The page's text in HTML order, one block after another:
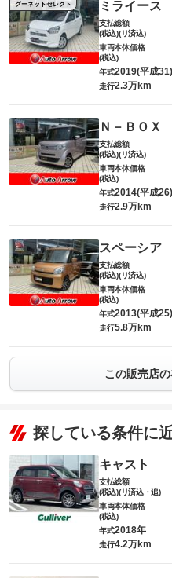
グーネットセレクト ミライース
支払総額
(税込)(リ済込)
車両本体価格
(税込)
年式2019(平成
走行2.3万km
Ｎ－ＢＯＸ
支払総額
(税込)(リ済込)
車両本体価格
(税込)
年式2014(平成
走行2.9万km
スペーシア
支払総額
(税込)(リ済込)
車両本体価格
(税込)
年式2013(平成
走行5.8万km
この販売店
探している条件に
キャスト
支払総額
(税込)(リ済込・追)
車両本体価格
(税込)
年式2018年
走行4.2万km